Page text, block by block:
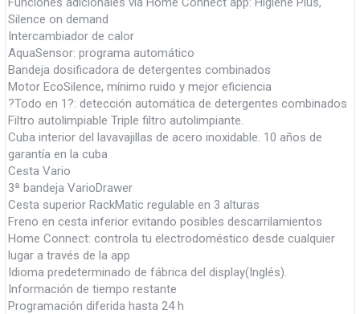
Silence on demand
Intercambiador de calor
AquaSensor: programa automático
Bandeja dosificadora de detergentes combinados
Motor EcoSilence, mínimo ruido y mejor eficiencia
?Todo en 1?: detección automática de detergentes combinados
Filtro autolimpiable Triple filtro autolimpiante.
Cuba interior del lavavajillas de acero inoxidable. 10 años de
garantía en la cuba
Cesta Vario
3ª bandeja VarioDrawer
Cesta superior RackMatic regulable en 3 alturas
Freno en cesta inferior evitando posibles descarrilamientos
Home Connect: controla tu electrodoméstico desde cualquier
lugar a través de la app
Idioma predeterminado de fábrica del display(Inglés).
Información de tiempo restante
Programación diferida hasta 24 h